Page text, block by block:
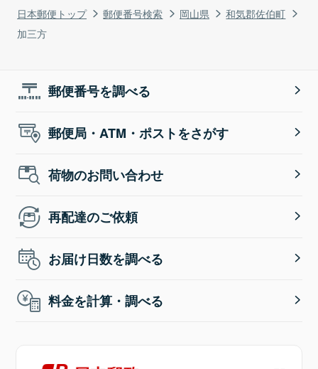
日本郵便トップ 郵便番号検索 岡山県
和気郡佐伯町
加三方
郵便番号を調べる
郵便局・ATM・ポストをさがす
荷物のお問い合わせ
再配達のご依頼
お届け日数を調べる
料金を計算・調べる